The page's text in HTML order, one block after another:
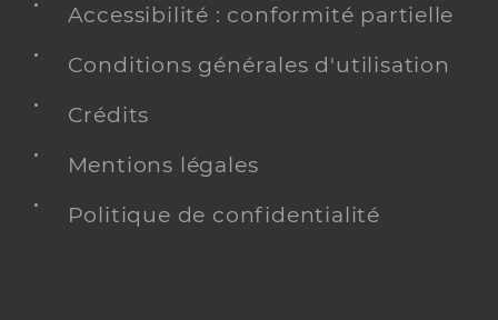
Accessibilité : conformité partielle
Conditions générales d'utilisation
Crédits
Mentions légales
Politique de confidentialité